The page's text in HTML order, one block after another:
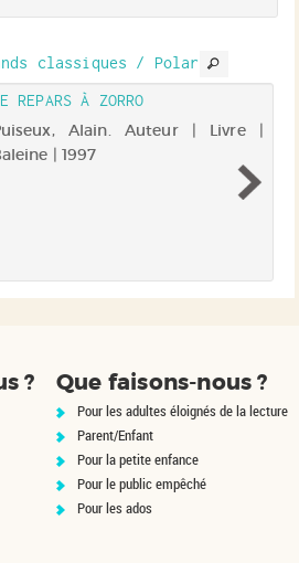
classiques / Polar
REPARS À ZORRO
Alain. Auteur | Livre |
| 1997
? Que faisons-nous ?
Pour les adultes éloignés de la lecture
Parent/Enfant
Pour la petite enfance
Pour le public empêché
Pour les ados